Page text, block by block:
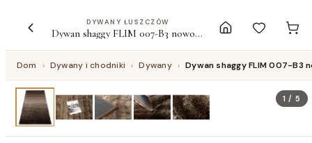
DYWANY ŁUSZCZÓW
Dywan shaggy FLIM 007-B3 nowoczesny, Pasy - Strukturalny, brązowy
Dom › Dywany i chodniki › Dywany › Dywan shaggy FLIM 007-B3
1 /5